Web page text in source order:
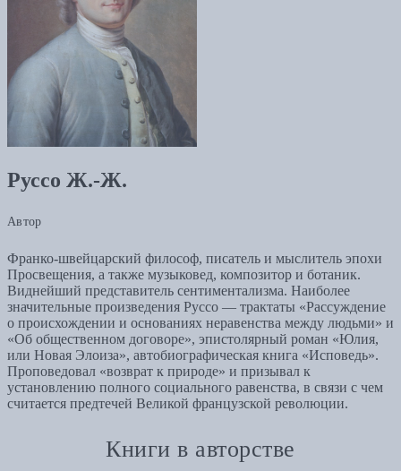
Руссо Ж.-Ж.
Автор
Франко-швейцарский философ, писатель и мыслитель эпохи
Просвещения, а также музыковед, композитор и ботаник.
Виднейший представитель сентиментализма. Наиболее
значительные произведения Руссо — трактаты «Рассуждение
о происхождении и основаниях неравенства между людьми» и
«Об общественном договоре», эпистолярный роман «Юлия,
или Новая Элоиза», автобиографическая книга «Исповедь».
Проповедовал «возврат к природе» и призывал к
установлению полного социального равенства, в связи с чем
считается предтечей Великой французской революции.
Книги в авторстве